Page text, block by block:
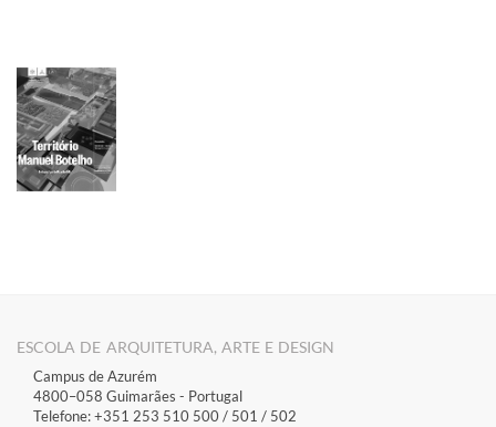
ESCOLA DE ARQUITETURA, ARTE E DESIGN
Campus de Azurém
4800–058 Guimarães​ - Portugal
Telefone: +351 253 510 500 / 501 / 502